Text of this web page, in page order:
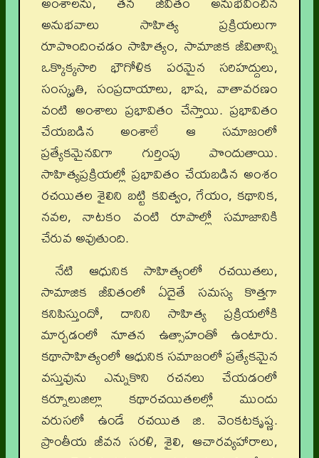
అనుభవాలు సాహిత్య ప్రక్రియలుగా
రూపొందించడం సాహిత్యం, సామాజిక జీవితాన్ని
ఒక్కొక్కసారి భౌగోళిక పరమైన సరిహద్దులు,
సంస్కృతి, సంప్రదాయాలు, భాష, వాతావరణం
వంటి అంశాలు ప్రభావితం చేస్తాయి. ప్రభావితం
చేయబడిన అంశాలే ఆ సమాజంలో
ప్రత్యేకమైనవిగా గుర్తింపు పొందుతాయి.
సాహిత్యప్రక్రియల్లో ప్రభావితం చేయబడిన అంశం
రచయితల శైలిని బట్టి కవిత్వం, గేయం, కథానిక,
నవల, నాటకం వంటి రూపాల్లో సమాజానికి
చేరువ అవుతుంది.
నేటి ఆధునిక సాహిత్యంలో రచయితలు,
సామాజిక జీవితంలో ఏదైతే సమస్య కొత్తగా
కనిపిస్తుందో, దానిని సాహిత్య ప్రక్రియలోకి
మార్చడంలో నూతన ఉత్సాహంతో ఉంటారు.
కథాసాహిత్యంలో ఆధునిక సమాజంలో ప్రత్యేకమైన
వస్తువును ఎన్నుకొని రచనలు చేయడంలో
కర్నూలుజిల్లా కథారచయితలల్లో ముందు
వరుసలో ఉండే రచయిత జి. వెంకటకృష్ణ.
ప్రాంతీయ జీవన సరళి, శైలి, ఆచారవ్యహారాలు,